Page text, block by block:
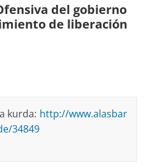
del gobierno
de liberación
kurda: http://www.alasbar
34849